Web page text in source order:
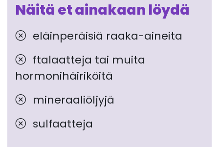
Näitä et ainakaan löydä
eläinperäisiä raaka-aineita
ftalaatteja tai muita
hormonihäiriköitä
mineraaliöljyjä
sulfaatteja